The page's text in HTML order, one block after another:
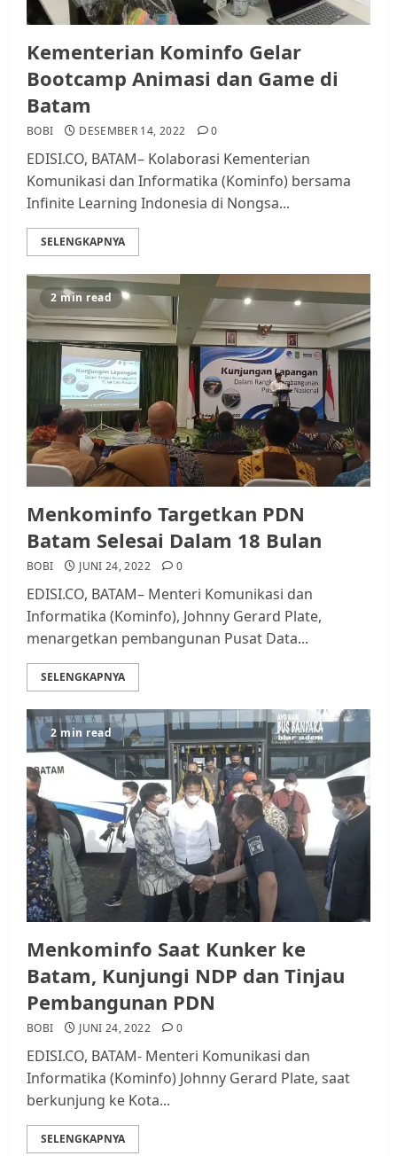
Kementerian Kominfo Gelar
Bootcamp Animasi dan Game di
Batam
BOBI DESEMBER 14, 2022 0
EDISI.CO, BATAM– Kolaborasi Kementerian
Komunikasi dan Informatika (Kominfo) bersama
Infinite Learning Indonesia di Nongsa...
SELENGKAPNYA
2 min read
Menkominfo Targetkan PDN
Batam Selesai Dalam 18 Bulan
BOBI JUNI 24, 2022 0
EDISI.CO, BATAM– Menteri Komunikasi dan
Informatika (Kominfo), Johnny Gerard Plate,
menargetkan pembangunan Pusat Data...
SELENGKAPNYA
2 min read
Menkominfo Saat Kunker ke
Batam, Kunjungi NDP dan Tinjau
Pembangunan PDN
BOBI JUNI 24, 2022 0
EDISI.CO, BATAM- Menteri Komunikasi dan
Informatika (Kominfo) Johnny Gerard Plate, saat
berkunjung ke Kota...
SELENGKAPNYA